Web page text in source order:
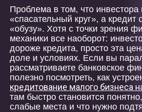
Проблема в том, что инвестора
«спасательный круг», а кредит
«обузу». Хотя с точки зрения
механики все наоборот:
дороже кредита, просто эта
доле и условиях. Если вы
рассматриваете банковское
полезно посмотреть, как
кредитование малого бизнеса
там быстро становится
слабые места и что нужно